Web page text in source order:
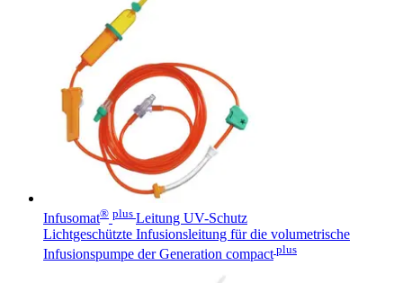
Infusomat® plus Leitung UV-Schutz
Lichtgeschützte Infusionsleitung für die volumetrische
Infusionspumpe der Generation compact plus